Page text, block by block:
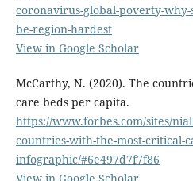
coronavirus-global-poverty-
be-region-hardest
View in Google Scholar
McCarthy, N. (2020). The
care beds per capita.
https://www.forbes.com/sites/
countries-with-the-most-critical-
infographic/#6e497d7f7f86